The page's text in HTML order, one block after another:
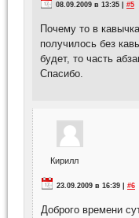
08.09.2009 в 13:35 | #5
Почему то в
получилось без
будет, то часть
Спасибо.
Кирилл
23.09.2009 в 16:39 | #6
Доброго времени